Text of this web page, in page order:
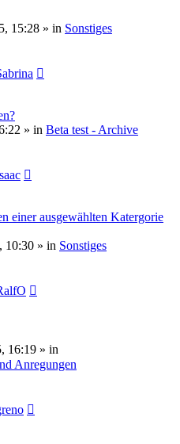
15:28 » in Sonstiges
» in Beta test - Archive
einer ausgewählten Katergorie
10:30 » in Sonstiges
16:19 » in
Anregungen